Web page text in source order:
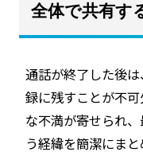
全体で共有す
通話が終了した後
録に残すことが不
な不満が寄せられ
う経緯を簡潔にまと